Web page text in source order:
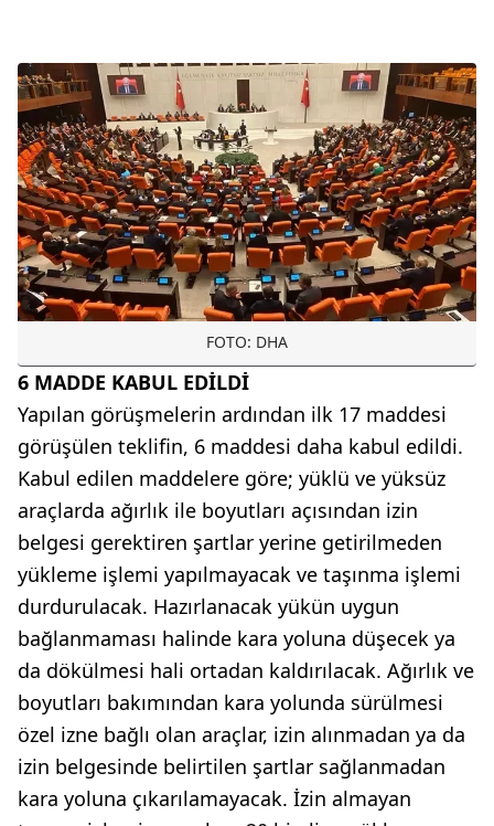
FOTO: DHA
6 MADDE KABUL EDİLDİ
Yapılan görüşmelerin ardından ilk 17 maddesi
görüşülen teklifin, 6 maddesi daha kabul edildi.
Kabul edilen maddelere göre; yüklü ve yüksüz
araçlarda ağırlık ile boyutları açısından izin
belgesi gerektiren şartlar yerine getirilmeden
yükleme işlemi yapılmayacak ve taşınma işlemi
durdurulacak. Hazırlanacak yükün uygun
bağlanmaması halinde kara yoluna düşecek ya
da dökülmesi hali ortadan kaldırılacak. Ağırlık ve
boyutları bakımından kara yolunda sürülmesi
özel izne bağlı olan araçlar, izin alınmadan ya da
izin belgesinde belirtilen şartlar sağlanmadan
kara yoluna çıkarılamayacak. İzin almayan